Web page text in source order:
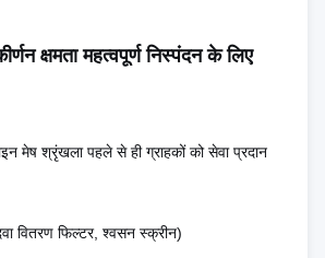
तनाव, विकृति और
कोई निश्चित
लागत
क्षमता महत्वपूर्ण निस्पंदन के लिए
मेष श्रृंखला पहले से ही ग्राहकों को सेवा प्रदान
वितरण फिल्टर, श्वसन स्क्रीन)